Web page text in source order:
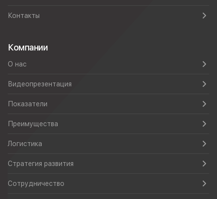
Контакты
Компании
О нас
Видеопрезентация
Показатели
Преимущества
Логистика
Стратегия развития
Сотрудничество